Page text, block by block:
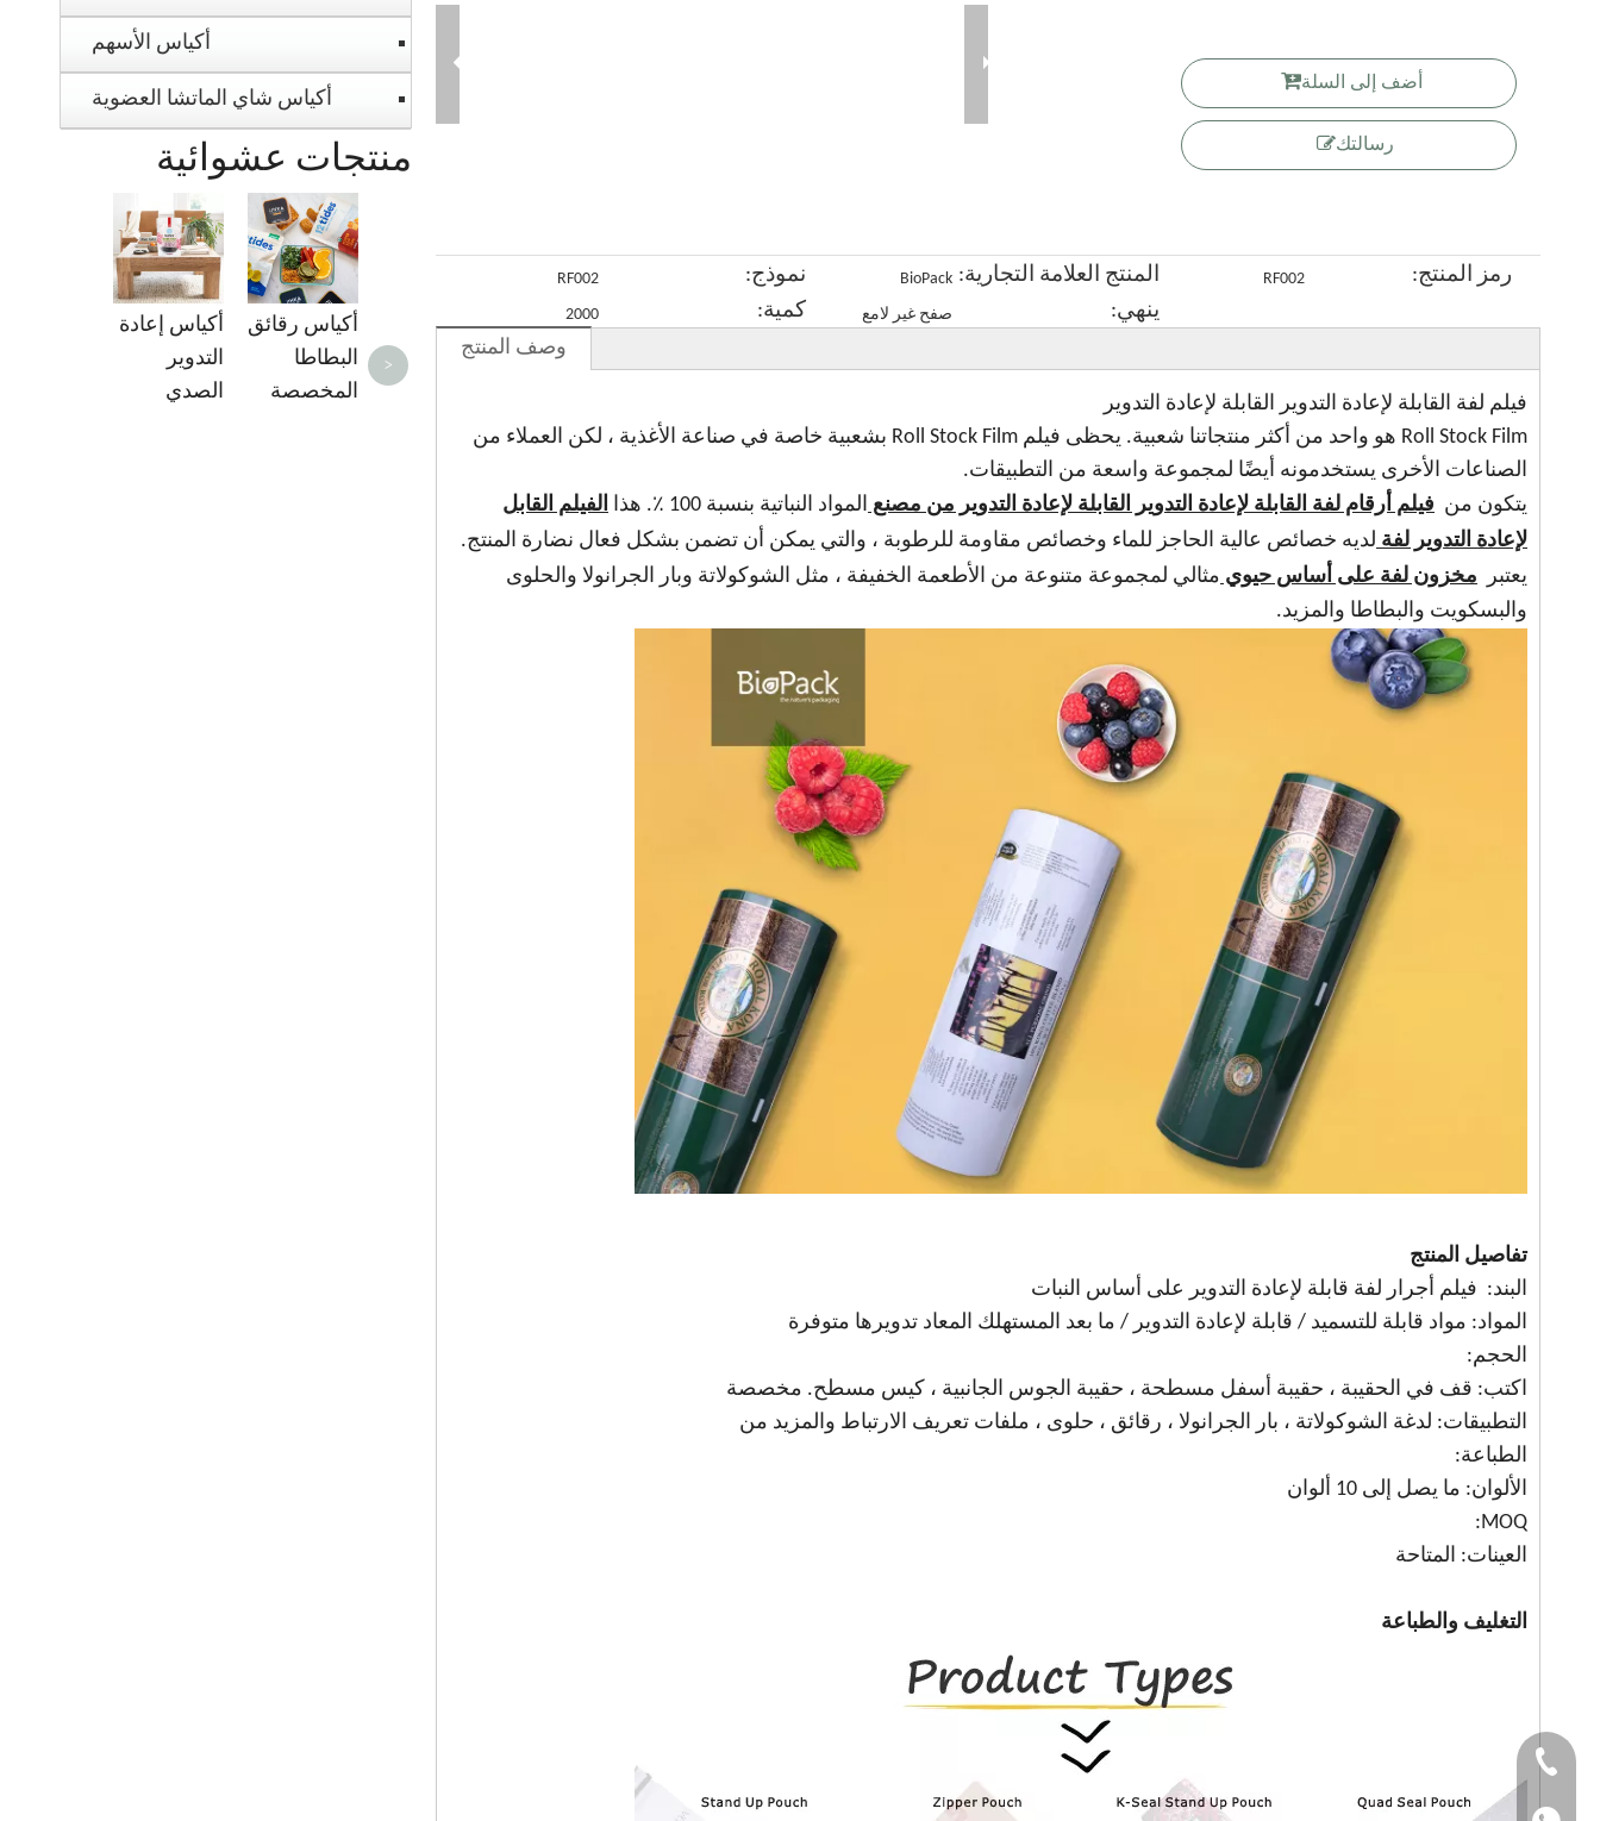
أكياس الأسهم
أكياس شاي الماتشا العضوية
منتجات عشوائية
أكياس إعادة
التدوير
الصدي
أكياس رقائق
البطاطا
المخصصة
القابلة
للتحلل
القابلة لإعادة
التدوير
والتغليف
القابلة لإعادة
الحيوي
الصديقة
للبيئة مع
أكياس
الخفيفة
التدوير
قاع أبيض
>
أضف إلى السلة
رسالتك
نموذج: RF002 المنتج العلامة التجارية: BioPack رمز المنتج: RF002
كمية: 2000 ينهي: صفح غير لامع
وصف المنتج
فيلم لفة القابلة لإعادة التدوير القابلة لإعادة التدوير
Roll Stock Film هو واحد من أكثر منتجاتنا شعبية. يحظى فيلم Roll Stock Film بشعبية خاصة في صناعة الأغذية ، لكن العملاء من
الصناعات الأخرى يستخدمونه أيضًا لمجموعة واسعة من التطبيقات.
يتكون من فيلم أرقام لفة القابلة لإعادة التدوير القابلة لإعادة التدوير من مصنع المواد النباتية بنسبة 100 ٪. هذا
الفيلم القابل
لإعادة التدوير لفة لديه خصائص عالية الحاجز للماء وخصائص مقاومة للرطوبة ، والتي يمكن أن تضمن بشكل فعال نضارة المنتج.
يعتبر مخزون لفة على أساس حيوي مثالي لمجموعة متنوعة من الأطعمة الخفيفة ، مثل الشوكولاتة وبار الجرانولا والحلوى
والبسكويت والبطاطا والمزيد.
تفاصيل المنتج
البند: فيلم أجرار لفة قابلة لإعادة التدوير على أساس النبات
المواد: مواد قابلة للتسميد / قابلة لإعادة التدوير / ما بعد المستهلك المعاد تدويرها متوفرة
الحجم:
اكتب: قف في الحقيبة ، حقيبة أسفل مسطحة ، حقيبة الجوس الجانبية ، كيس مسطح. مخصصة
التطبيقات: لدغة الشوكولاتة ، بار الجرانولا ، رقائق ، حلوى ، ملفات تعريف الارتباط والمزيد من
الطباعة:
الألوان: ما يصل إلى 10 ألوان
MOQ:
العينات: المتاحة
التغليف والطباعة
Tel ： +86-